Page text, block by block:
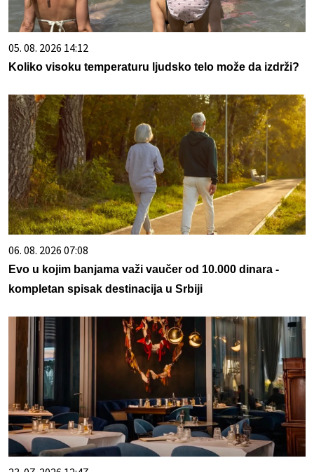
05. 08. 2026 14:12
Koliko visoku temperaturu ljudsko telo može da izdrži?
06. 08. 2026 07:08
Evo u kojim banjama važi vaučer od 10.000 dinara -
kompletan spisak destinacija u Srbiji